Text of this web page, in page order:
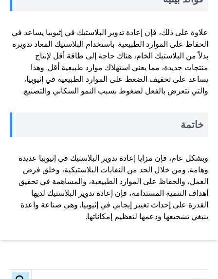
علاوة على ذلك، فإن إعادة تدوير البلاستيك في إثيوبيا يساعد في
الحفاظ على الموارد الطبيعية. باستخدام البلاستيك المعاد تدويره
بدلاً من البلاستيك الخام، هناك حاجة إلى طاقة أقل لإنتاج
منتجات جديدة، مما يعني استهلاك موارد طبيعية أقل. وهذا
يساعد على تخفيف الضغط على الموارد الطبيعية في إثيوبيا،
والتي تتعرض بالفعل لضغوط بسبب النمو السكاني والتصنيع.
خاتمة
وبشكل عام، فإن مزايا إعادة تدوير البلاستيك في إثيوبيا عديدة
وهامة. ومن خلال الحد من النفايات البلاستيكية، وخلق فرص
العمل، والحفاظ على الموارد الطبيعية، والمساهمة في تحقيق
أهداف التنمية المستدامة، فإن إعادة تدوير البلاستيك لديها
القدرة على إحداث تغيير إيجابي في إثيوبيا. وهي صناعة واعدة
ينبغي تشجيعها ودعمها لتعظيم إمكاناتها.